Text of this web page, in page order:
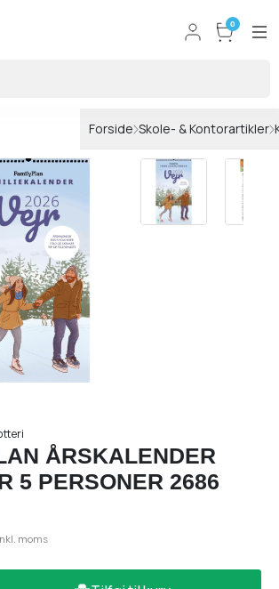
0
Forside Skole- & Kontorartikler
ÅRSKALENDER
5 PERSONER 2686
moms